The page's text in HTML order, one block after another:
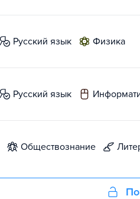
русский язык физика
русский язык
обществознание